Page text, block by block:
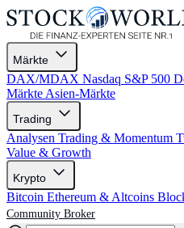
Märkte
DAX/MDAX Nasdaq S&P 500
Märkte Asien-Märkte
Trading
Analysen Trading & Momentum
Value & Growth
Krypto
Bitcoin Ethereum & Altcoins
Community Broker